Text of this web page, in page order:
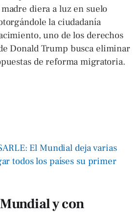
diera a luz en suelo
la ciudadanía
uno de los derechos
Donald Trump busca eliminar
de reforma migratoria.
El Mundial deja varias
todos los países su primer
y con